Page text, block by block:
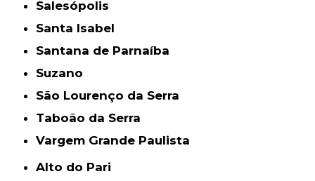
Salesópolis
Santa Isabel
Santana de Parnaíba
Suzano
São Lourenço da Serra
Taboão da Serra
Vargem Grande Paulista
Alto do Pari